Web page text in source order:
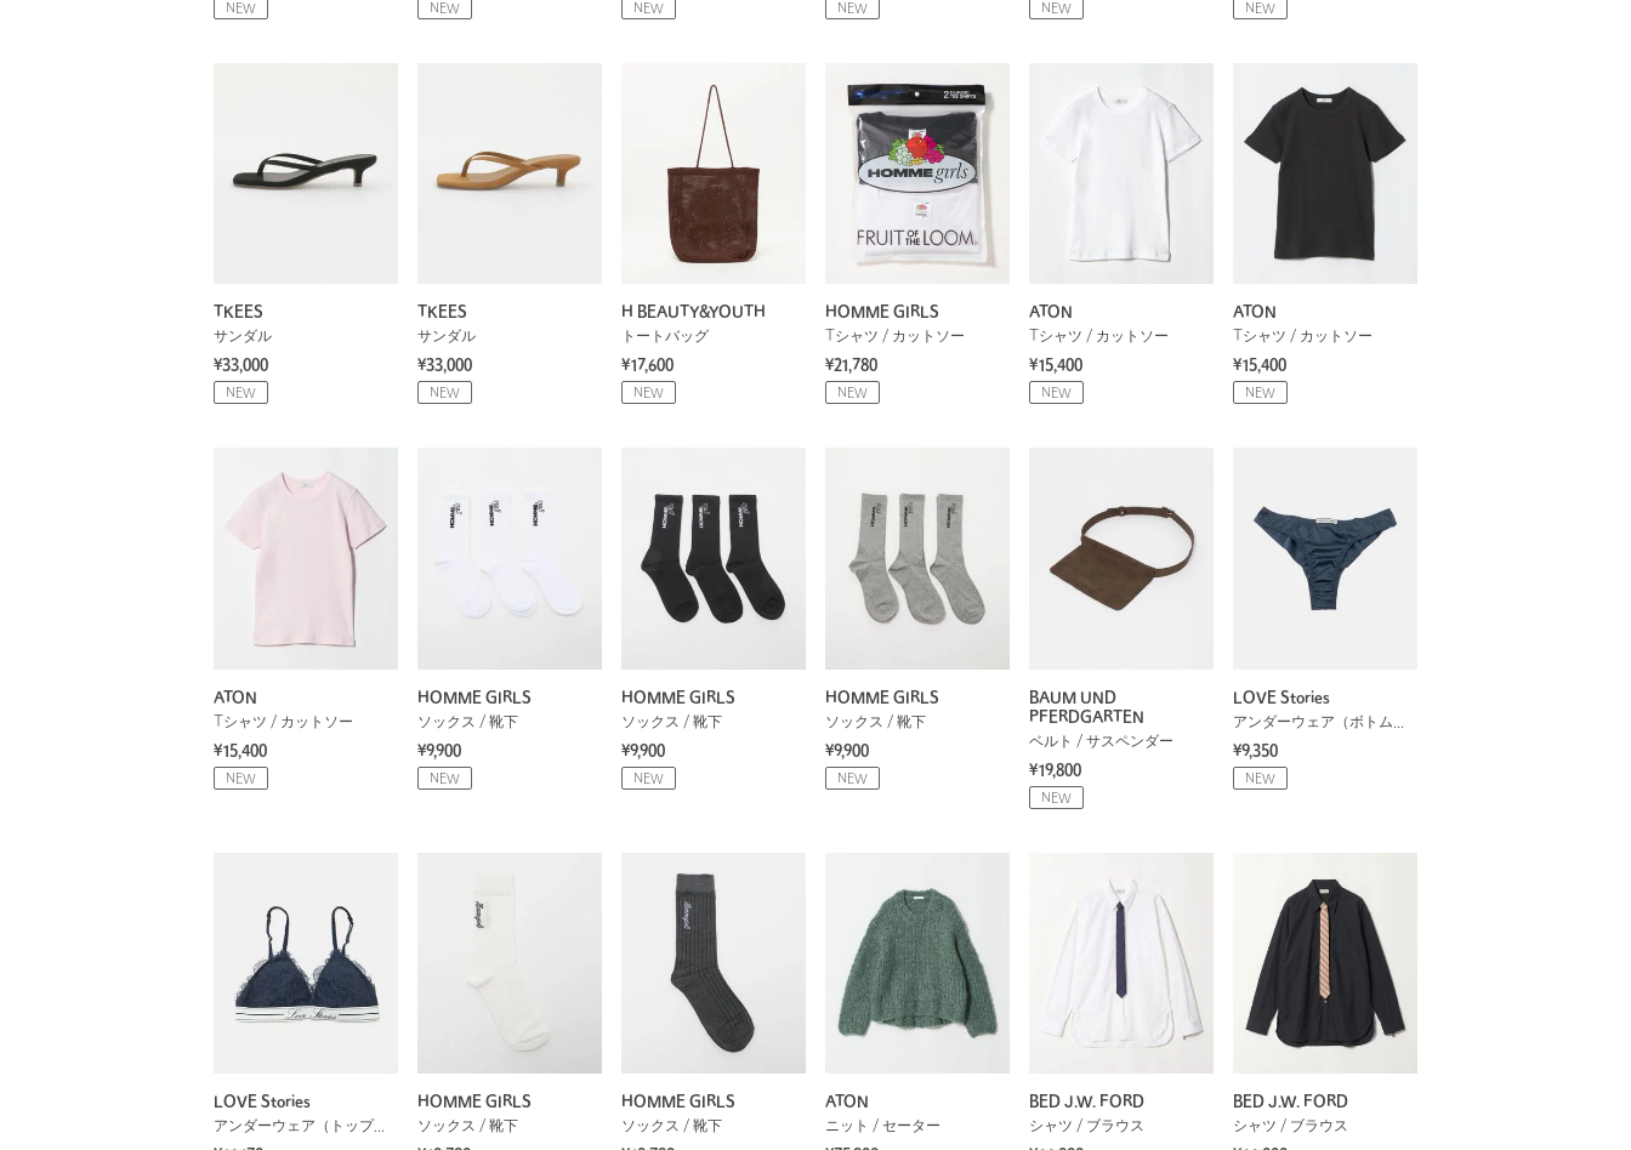
NEW NEW NEW NEW NEW NEW
TKEES
サンダル
¥33,000
NEW
TKEES
サンダル
¥33,000
NEW
H BEAUTY&YOUTH
トートバッグ
¥17,600
NEW
HOMME GIRLS
Tシャツ / カットソー
¥21,780
NEW
ATON
Tシャツ / カットソー
¥15,400
NEW
ATON
Tシャツ / カットソー
¥15,400
NEW
ATON
Tシャツ / カットソー
¥15,400
NEW
HOMME GIRLS
ソックス / 靴下
¥9,900
NEW
HOMME GIRLS
ソックス / 靴下
¥9,900
NEW
HOMME GIRLS
ソックス / 靴下
¥9,900
NEW
BAUM UND
PFERDGARTEN
ベルト / サスペンダー
¥19,800
NEW
LOVE Stories
アンダーウェア（ボトムス）
¥9,350
NEW
LOVE Stories
アンダーウェア（トップス）
HOMME GIRLS
ソックス / 靴下
HOMME GIRLS
ソックス / 靴下
ATON
ニット / セーター
BED J.W. FORD
シャツ / ブラウス
BED J.W. FORD
シャツ / ブラウス